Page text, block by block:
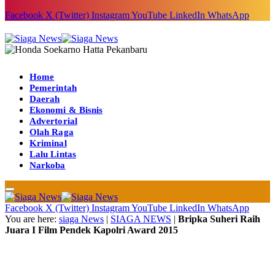
Facebook X (Twitter) InstagramYouTube LinkedIn WhatsApp
Home
Pemerintah
Daerah
Ekonomi & Bisnis
Advertorial
Olah Raga
Kriminal
Lalu Lintas
Narkoba
Facebook X (Twitter) InstagramYouTube LinkedIn WhatsApp
You are here: siaga News | SIAGA NEWS | Bripka Suheri Raih
Juara I Film Pendek Kapolri Award 2015